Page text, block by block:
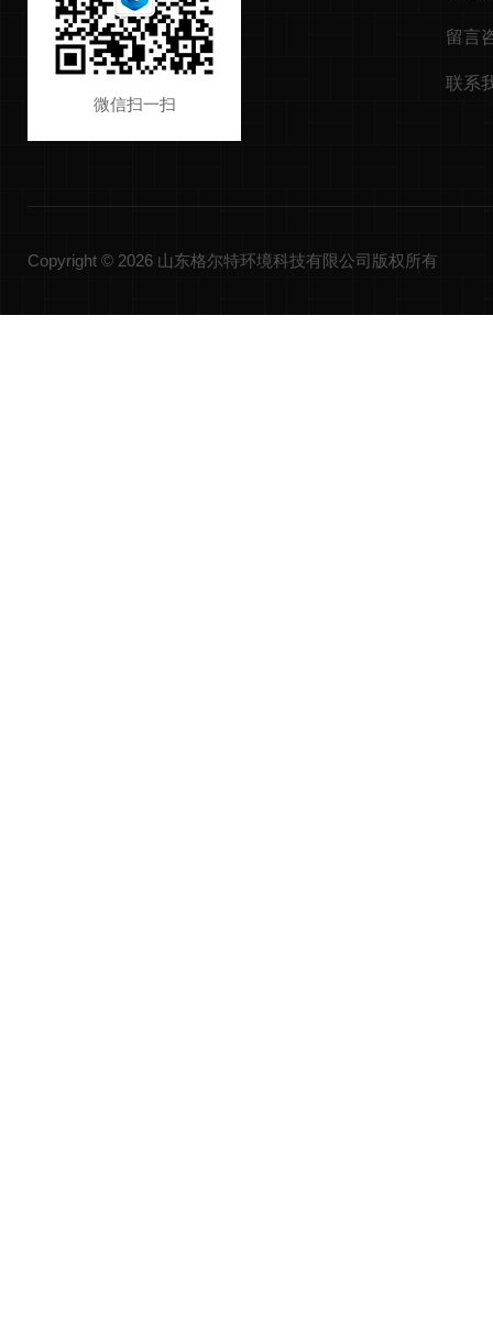
微信扫一扫
留言
联系
Copyright © 2026 山东格尔特环境科技有限公司版权所有